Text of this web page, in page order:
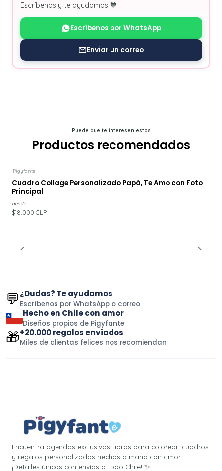
Escríbenos y te ayudamos 💙
Escríbenos por WhatsApp
Enviar un correo
Puede que te interesen estos
Productos recomendados
|Pigyfante
Cuadro Collage Personalizado Papá, Te Amo con Foto
Principal
desde
$18.000 CLP
💬¿Dudas? Te ayudamos
Escríbenos por WhatsApp o correo
Hecho en Chile con amor
Diseños propios de Pigyfante
🎁+20.000 regalos enviados
Miles de clientas felices nos recomiendan
Encuentra agendas exclusivas, libros para colorear, cuadros
y regalos personalizados hechos a mano con amor.
¡Detalles únicos con envíos a todo Chile! ✨